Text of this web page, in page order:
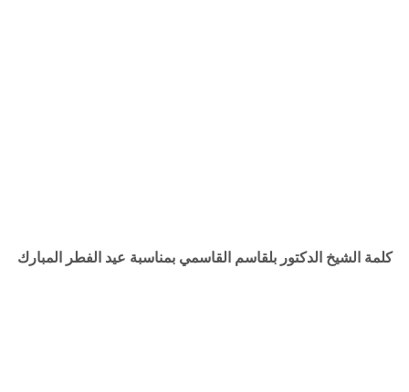
كلمة الشيخ الدكتور بلقاسم القاسمي بمناسبة عيد الفطر المبارك